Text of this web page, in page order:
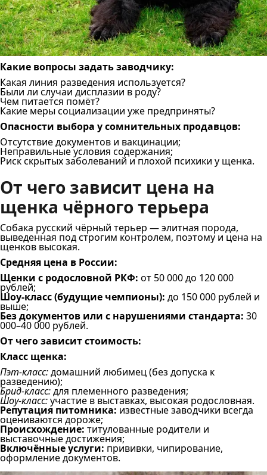
Какие вопросы задать заводчику:
Какая линия разведения используется?
Были ли случаи дисплазии в роду?
Чем питается помёт?
Какие меры социализации уже предприняты?
Опасности выбора у сомнительных продавцов:
Отсутствие документов и вакцинации;
Неправильные условия содержания;
Риск скрытых заболеваний и плохой психики у щенка.
От чего зависит цена на
щенка чёрного терьера
Собака русский чёрный терьер — элитная порода,
выведенная под строгим контролем, поэтому и цена на
щенков высокая.
Средняя цена в России:
Щенки с родословной РКФ: от 50 000 до 120 000
рублей;
Шоу-класс (будущие чемпионы): до 150 000 рублей и
выше;
Без документов или с нарушениями стандарта: 30
000–40 000 рублей.
От чего зависит стоимость:
Класс щенка:
Пэт-класс:домашний любимец (без допуска к
разведению);
Брид-класс:для племенного разведения;
Шоу-класс:участие в выставках, высокая родословная.
Репутация питомника: известные заводчики всегда
оцениваются дороже;
Происхождение: титулованные родители и
выставочные достижения;
Включённые услуги: прививки, чипирование,
оформление документов.